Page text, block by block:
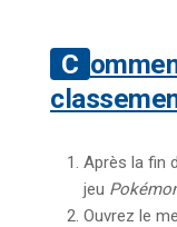
Comment voir votre
Après la fin
jeu
Ouvrez le